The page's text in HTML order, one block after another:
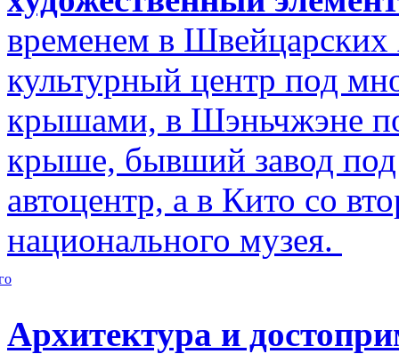
временем в Швейцарских
культурный центр под
крышами, в Шэньчжэне
крыше, бывший завод
автоцентр, а в Кито со
национального музея.
Архитектура и